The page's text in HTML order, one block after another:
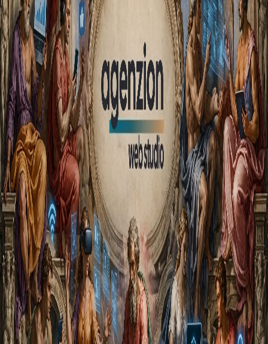
BlogEN
Blog
Güncel web tasarımı, performans ve dijital ürün geliştirme notları.
22 NISAN 2026DIJITAL STRATEJI
Agenzion Web Studio: Geleceğe Hazır
Dijital Deneyimler
Markanızın dijitalde sadece görünmesi değil, doğru anlaşılması için
tasarım, teknoloji, e-ticaret ve yeni nesil arama görünürlüğünü tek
bir güçlü deneyimde buluşturuyoruz.
© 2026 Agenzion Web Studio